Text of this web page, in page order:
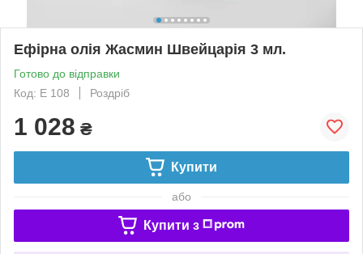
Ефірна олія Жасмин Швейцарія 3 мл.
Готово до відправки
Код: Е 108
Роздріб
1 028 ₴
Купити
або
Купити з